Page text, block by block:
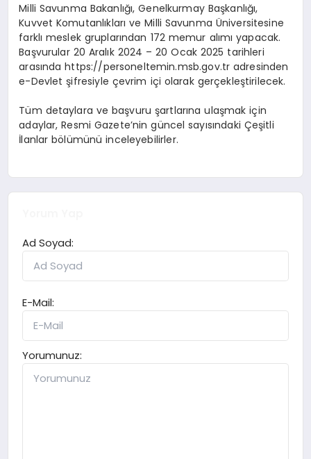
Milli Savunma Bakanlığı, Genelkurmay Başkanlığı,
Kuvvet Komutanlıkları ve Milli Savunma Üniversitesine
farklı meslek gruplarından 172 memur alımı yapacak.
Başvurular 20 Aralık 2024 – 20 Ocak 2025 tarihleri
arasında https://personeltemin.msb.gov.tr adresinden
e-Devlet şifresiyle çevrim içi olarak gerçekleştirilecek.
Tüm detaylara ve başvuru şartlarına ulaşmak için
adaylar, Resmi Gazete’nin güncel sayısındaki Çeşitli
İlanlar bölümünü inceleyebilirler.
Ad Soyad:
E-Mail:
Yorumunuz: